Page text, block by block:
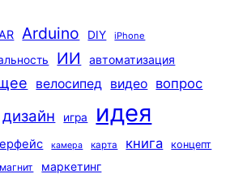
Arduino DIY iPhone
ИИ автоматизация
велосипед видео вопрос
дизайн игра идея
камера карта книга
концепт
магнит
маркетинг